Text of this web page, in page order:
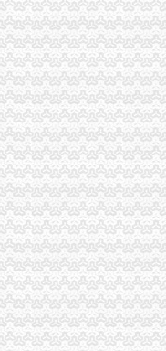
、公司变更-重庆爱问
报告_工商信息-启信宝
聘信息_注册信息_信用
李景免费为您备案-安
公司营业执照-广东广
息_财务信息_注册信息
代账报税】-芜湖易登网
资质代办】-云岩威
聘网
工商注册今题网
执照公司-阿里巴巴公
司
、批发、采购公司
_中国招标网_重庆市